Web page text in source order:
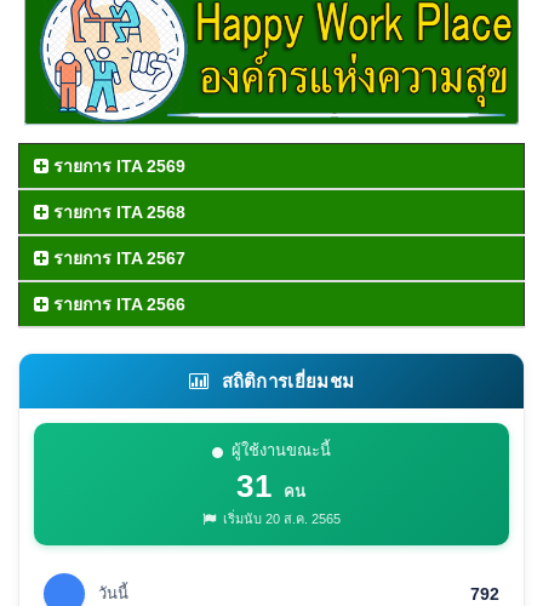
รายการ ITA 2569
รายการ ITA 2568
รายการ ITA 2567
รายการ ITA 2566
สถิติการเยี่ยมชม
ผู้ใช้งานขณะนี้
31 คน
เริ่มนับ 20 ส.ค. 2565
วันนี้ 792